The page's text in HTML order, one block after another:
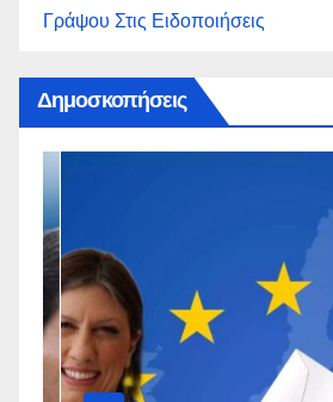
Γράψου Στις Ειδοποιήσεις
Δημοσκοπήσεις